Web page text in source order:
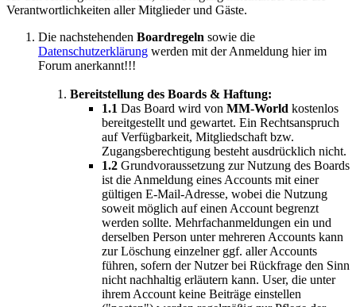
Verantwortlichkeiten aller Mitglieder und Gäste.
Die nachstehenden Boardregeln sowie die
Datenschutzerklärung werden mit der Anmeldung hier im
Forum anerkannt!!!
Bereitstellung des Boards & Haftung:
1.1 Das Board wird von MM-World kostenlos
bereitgestellt und gewartet. Ein Rechtsanspruch
auf Verfügbarkeit, Mitgliedschaft bzw.
Zugangsberechtigung besteht ausdrücklich nicht.
1.2 Grundvoraussetzung zur Nutzung des Boards
ist die Anmeldung eines Accounts mit einer
gültigen E-Mail-Adresse, wobei die Nutzung
soweit möglich auf einen Account begrenzt
werden sollte. Mehrfachanmeldungen ein und
derselben Person unter mehreren Accounts kann
zur Löschung einzelner ggf. aller Accounts
führen, sofern der Nutzer bei Rückfrage den Sinn
nicht nachhaltig erläutern kann. User, die unter
ihrem Account keine Beiträge einstellen